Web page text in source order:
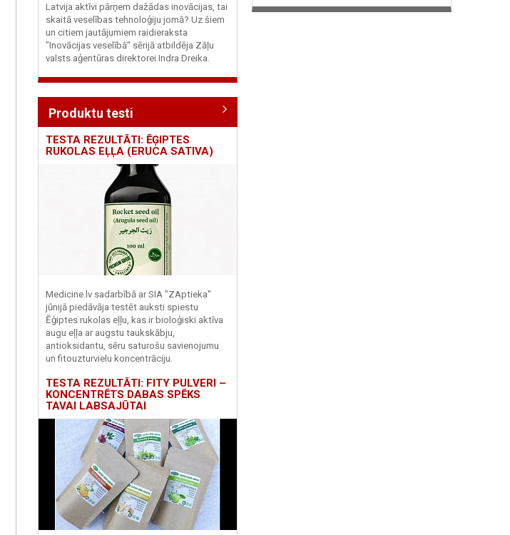
Latvija aktīvi pārņem dažādas inovācijas, tai
skaitā veselības tehnoloģiju jomā? Uz šiem
un citiem jautājumiem raidieraksta
"Inovācijas veselībā" sērijā atbildēja Zāļu
valsts aģentūras direktorei Indra Dreika.
Produktu testi
TESTA REZULTĀTI: ĒĢIPTES
RUKOLAS EĻĻA (ERUCA SATIVA)
Medicine.lv sadarbībā ar SIA "ZAptieka"
jūnijā piedāvāja testēt auksti spiestu
Ēģiptes rukolas eļļu, kas ir bioloģiski aktīva
augu eļļa ar augstu taukskābju,
antioksidantu, sēru saturošu savienojumu
un fitouzturvielu koncentrāciju.
TESTA REZULTĀTI: FITY PULVERI –
KONCENTRĒTS DABAS SPĒKS
TAVAI LABSAJŪTAI